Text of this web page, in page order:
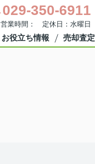
029-350-6911
営業時間： 定休日：水曜日
お役立ち情報 売却査定